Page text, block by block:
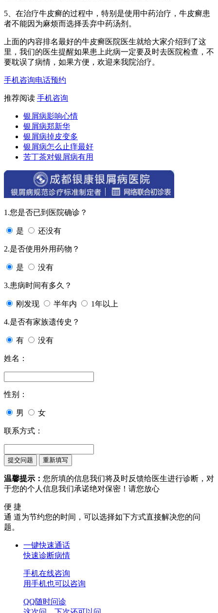
5、在治疗牛皮癣的过程中，特别是使用中药治疗，牛皮癣患
者不能因为麻烦而选择丢弃中药汤剂。
上面的内容排名最好的牛皮癣医院医生就给大家介绍到了这
里，我们的医生提醒如果患上此病一定要及时去医院检查，不
要耽误了病情，如果方便，欢迎来我院治疗。
手机咨询电话预约
推荐阅读 手机咨询
银屑病影响心情
银屑病郑新华
银屑病掉皮变多
银屑病怎么止痒最好
苦丁茶对银屑病有用
1.您是否已到医院确诊？
是 还没有
2.是否使用外用药物？
是 没有
3.患病时间有多久？
刚发现 半年内 1年以上
4.是否有家族遗传史？
有 没有
姓名：
性别：
男 女
联系方式：
温馨提示： 您所填的信息我们将及时反馈给医生进行诊断，对
于您的个人信息我们承诺绝对保密！请您放心
便 捷
通 道为节约您的时间，可以选择如下方式直接解决您的问
题。
一键快速通话
快速诊断病情
手机在线咨询
用手机也可以咨询
QQ随时问诊